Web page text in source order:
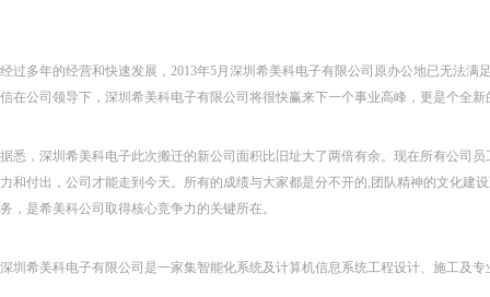
经过多年的经营和快速发展，2013年5月深圳希美科电子有限公司原办公地已无法
信在公司领导下，深圳希美科电子有限公司将很快赢来下一个事业高峰，更是个全
据悉，深圳希美科电子此次搬迁的新公司面积比旧址大了两倍有余。现在所有公司
力和付出，公司才能走到今天。所有的成绩与大家都是分不开的,团队精神的文化
务，是希美科公司取得核心竞争力的关键所在。
深圳希美科电子有限公司是一家集智能化系统及计算机信息系统工程设计、施工及